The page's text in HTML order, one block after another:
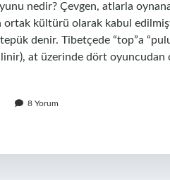
nedir? Çevgen, atlarla
ortak kültürü olarak kabul
denir. Tibetçede “top”a
at üzerinde dört oyuncudan
8 Yorum